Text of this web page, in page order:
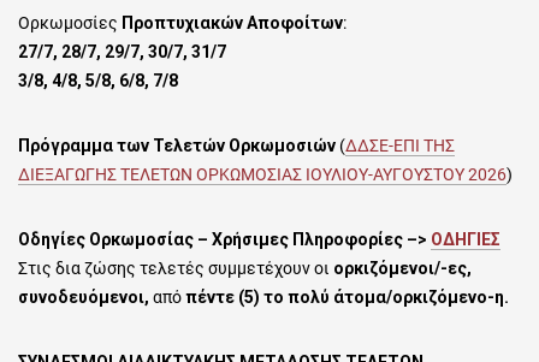
Ορκωμοσίες Προπτυχιακών Αποφοίτων:
27/7, 28/7, 29/7, 30/7, 31/7
3/8, 4/8, 5/8, 6/8, 7/8
Πρόγραμμα των Τελετών Ορκωμοσιών (ΔΔΣΕ-ΕΠΙ ΤΗΣ
ΔΙΕΞΑΓΩΓΗΣ ΤΕΛΕΤΩΝ ΟΡΚΩΜΟΣΙΑΣ ΙΟΥΛΙΟΥ-ΑΥΓΟΥΣΤΟΥ 2026)
Οδηγίες Ορκωμοσίας – Χρήσιμες Πληροφορίες –> ΟΔΗΓΙΕΣ
Στις δια ζώσης τελετές συμμετέχουν οι ορκιζόμενοι/-ες,
συνοδευόμενοι, απόπέντε (5) το πολύ άτομα/ορκιζόμενο-η.